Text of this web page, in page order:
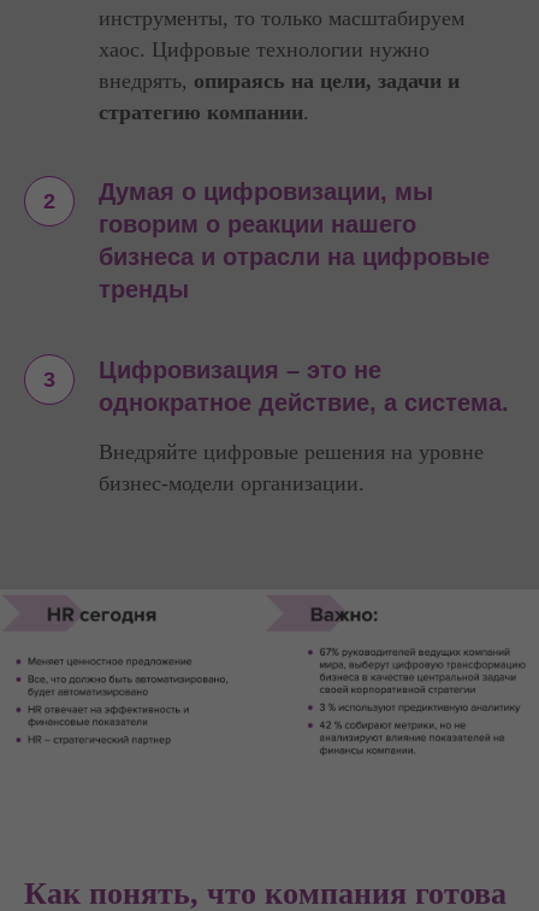
инструменты, то только масштабируем
хаос. Цифровые технологии нужно
внедрять, опираясь на цели, задачи и
стратегию компании.
Думая о цифровизации, мы
говорим о реакции нашего
бизнеса и отрасли на цифровые
тренды
Цифровизация – это не
однократное действие, а система.
Внедряйте цифровые решения на уровне
бизнес-модели организации.
Как понять, что компания готова